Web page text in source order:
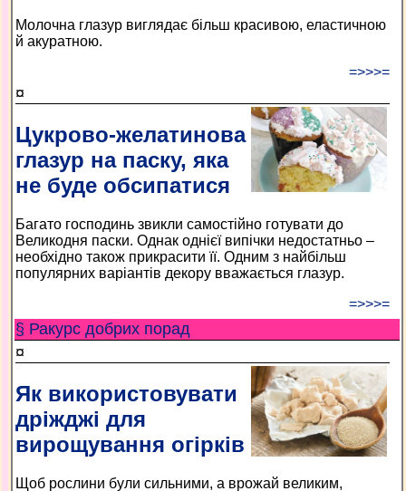
Молочна глазур виглядає більш красивою, еластичною
й акуратною.
=>>>=
¤
Цукрово-желатинова
глазур на паску, яка
не буде обсипатися
Багато господинь звикли самостійно готувати до
Великодня паски. Однак однієї випічки недостатньо –
необхідно також прикрасити її. Одним з найбільш
популярних варіантів декору вважається глазур.
=>>>=
§ Ракурс добрих порад
¤
Як використовувати
дріжджі для
вирощування огірків
Щоб рослини були сильними, а врожай великим,